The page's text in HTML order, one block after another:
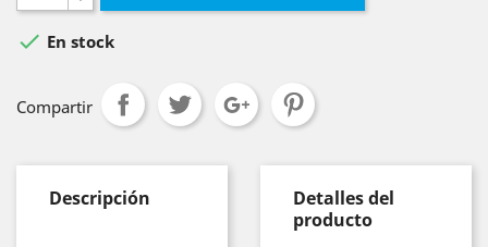
 En stock
Compartir
Descripción
Detalles del
producto